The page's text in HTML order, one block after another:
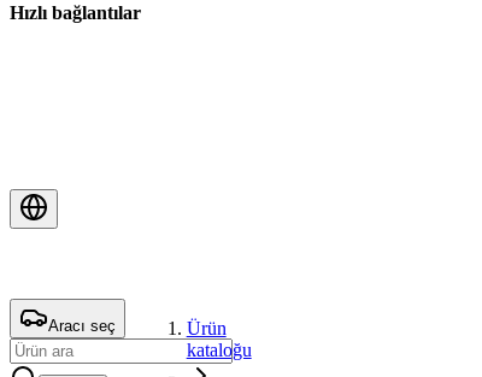
Hızlı bağlantılar
Aracı seç
Ürün
kataloğu